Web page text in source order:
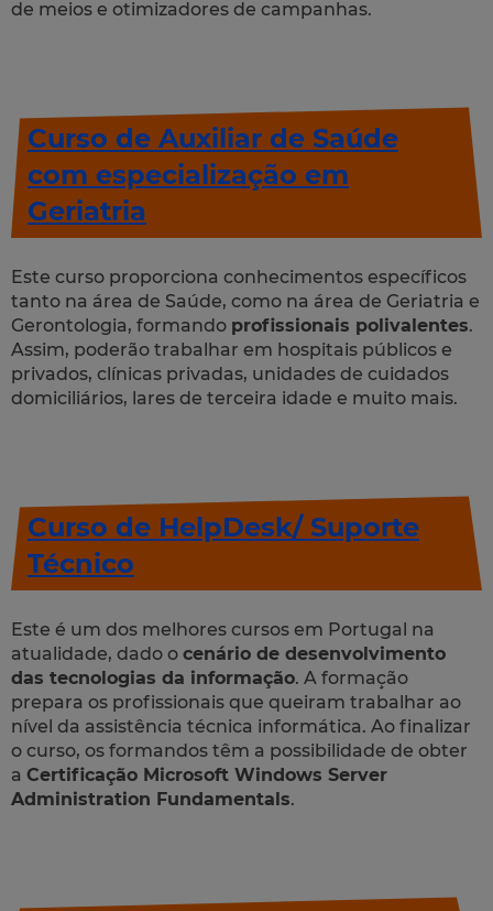
de meios e otimizadores de campanhas.
Curso de Auxiliar de Saúde
com especialização em
Geriatria
Este curso proporciona conhecimentos específicos
tanto na área de Saúde, como na área de Geriatria e
Gerontologia, formando profissionais polivalentes.
Assim, poderão trabalhar em hospitais públicos e
privados, clínicas privadas, unidades de cuidados
domiciliários, lares de terceira idade e muito mais.
Curso de HelpDesk/ Suporte
Técnico
Este é um dos melhores cursos em Portugal na
atualidade, dado o cenário de desenvolvimento
das tecnologias da informação. A formação
prepara os profissionais que queiram trabalhar ao
nível da assistência técnica informática. Ao finalizar
o curso, os formandos têm a possibilidade de obter
a Certificação Microsoft Windows Server
Administration Fundamentals.